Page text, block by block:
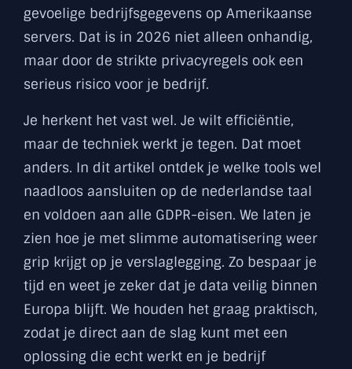
gevoelige bedrijfsgegevens op Amerikaanse
servers. Dat is in 2026 niet alleen onhandig,
maar door de strikte privacyregels ook een
serieus risico voor je bedrijf.
Je herkent het vast wel. Je wilt efficiëntie,
maar de techniek werkt je tegen. Dat moet
anders. In dit artikel ontdek je welke tools wel
naadloos aansluiten op de nederlandse taal
en voldoen aan alle GDPR-eisen. We laten je
zien hoe je met slimme automatisering weer
grip krijgt op je verslaglegging. Zo bespaar je
tijd en weet je zeker dat je data veilig binnen
Europa blijft. We houden het graag praktisch,
zodat je direct aan de slag kunt met een
oplossing die echt werkt en je bedrijf